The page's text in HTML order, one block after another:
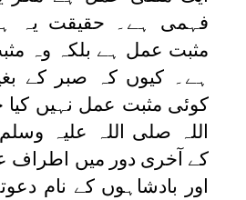
فہمی ہے۔ حقیقت یہ
مثبت عمل ہے بلکہ وہ
ہے۔ کیوں کہ صبر کے
کوئی مثبت عمل نہیں
اللہ صلی اللہ علیہ
کے آخری دور میں اطراف
اور بادشاہوں کے نام